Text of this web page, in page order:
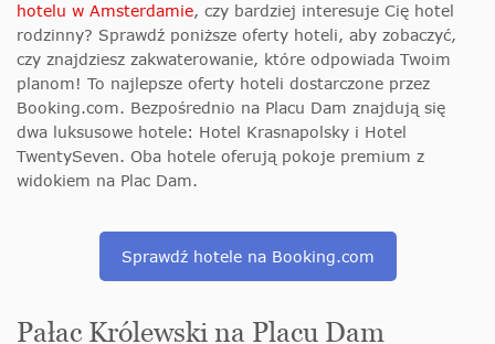
hotelu w Amsterdamie, czy bardziej interesuje Cię hotel
rodzinny? Sprawdź poniższe oferty hoteli, aby zobaczyć,
czy znajdziesz zakwaterowanie, które odpowiada Twoim
planom! To najlepsze oferty hoteli dostarczone przez
Booking.com. Bezpośrednio na Placu Dam znajdują się
dwa luksusowe hotele: Hotel Krasnapolsky i Hotel
TwentySeven. Oba hotele oferują pokoje premium z
widokiem na Plac Dam.
Sprawdź hotele na Booking.com
Pałac Królewski na Placu Dam